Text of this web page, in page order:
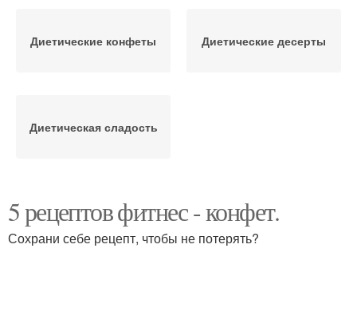
Диетические конфеты Диетические десерты
Диетическая сладость
5 рецептов фитнес - конфет.
Сохрани себе рецепт, чтобы не потерять?